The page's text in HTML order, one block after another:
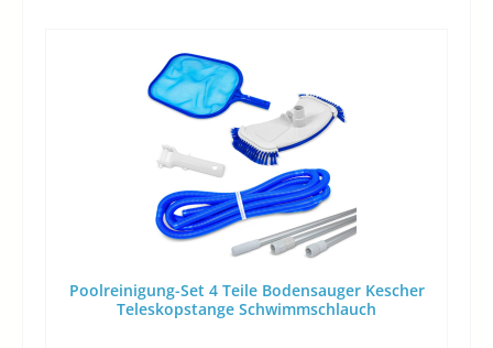
Poolreinigung-Set 4 Teile Bodensauger Kescher
Teleskopstange Schwimmschlauch